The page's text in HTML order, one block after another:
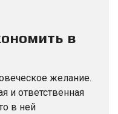
в
желание.
и ответственная
в ней